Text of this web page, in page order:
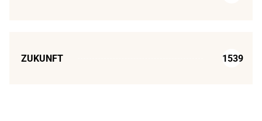
ZUKUNFT 1539